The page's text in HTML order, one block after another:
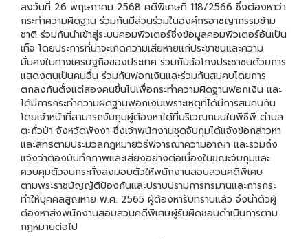
ลงวันที่ 26 พฤษภาคม 2568 คดีพิเศษที่ 118/2566 ซึ่งต้องหาว่า
กระทำความผิดฐาน ร่วมกันมีส่วนร่วมในองค์กรอาชญากรรมข้าม
ชาติ ร่วมกันนำเข้าสู่ระบบคอมพิวเตอร์ซึ่งข้อมูลคอมพิวเตอร์อันเป็น
เท็จ โดยประการที่น่าจะเกิดความเสียหายแก่ประชาชนและความ
มั่นคงในทางเศรษฐกิจของประเทศ ร่วมกันฉ้อโกงประชาชนด้วยการ
แสดงตนเป็นคนอื่น ร่วมกันฟอกเงินและร่วมกันสมคบโดยการ
ตกลงกันตั้งแต่สองคนขึ้นไปเพื่อกระทำความผิดฐานฟอกเงิน และ
ได้มีการกระทำความผิดฐานฟอกเงินเพราะเหตุที่ได้มีการสมคบกัน
โดยเจ้าหน้าที่สามารถจับกุมผู้ต้องหาได้ที่บริเวณถนนในพีซีพี ตำบล
ตะกั่วป่า จังหวัดพังงา ซึ่งเจ้าพนักงานชุดจับกุมได้แจ้งข้อกล่าวหา
และสิทธิตามประมวลกฎหมายวิธีพิจารณาความอาญา และรวมถึง
แจ้งว่าต้องบันทึกภาพและเสียงอย่างต่อเนื่องในขณะจับกุมและ
ควบคุมตัวจนกระทั่งส่งมอบตัวให้พนักงานสอบสวนคดีพิเศษ
ตามพระราชบัญญัติป้องกันและปราบปรามการทรมานและการกระ
ทำให้บุคคลสูญหาย พ.ศ. 2565 ผู้ต้องหารับทราบแล้ว จึงนำตัวผู้
ต้องหาส่งพนักงานสอบสวนคดีพิเศษผู้รับผิดชอบดำเนินการตาม
กฎหมายต่อไป